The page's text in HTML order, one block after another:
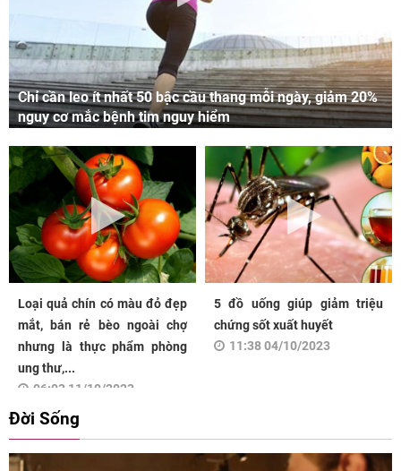
Chỉ cần leo ít nhất 50 bậc cầu thang mỗi ngày, giảm 20%
nguy cơ mắc bệnh tim nguy hiểm
Loại quả chín có màu đỏ đẹp
mắt, bán rẻ bèo ngoài chợ
nhưng là thực phẩm phòng
ung thư,...
06:03 11/10/2023
5 đồ uống giúp giảm triệu
chứng sốt xuất huyết
11:38 04/10/2023
Đời Sống